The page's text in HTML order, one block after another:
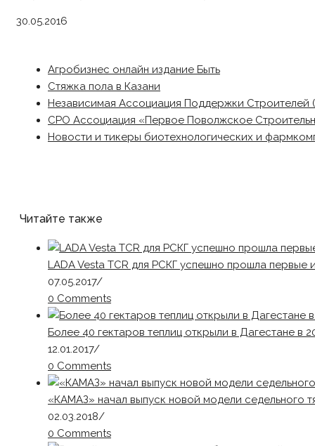
30.05.2016
Агробизнес онлайн издание Быть
Стяжка пола в Казани
Независимая Ассоциация Поддержки Строителей
СРО Ассоциация «Первое Поволжское
Новости и тикеры биотехнологических и
Читайте также
LADA Vesta TCR для РСКГ успешно прошла первые
07.05.2017/
0 Comments
Более 40 гектаров теплиц открыли в Дагестане в
12.01.2017/
0 Comments
«КАМАЗ» начал выпуск новой модели седельного
02.03.2018/
0 Comments